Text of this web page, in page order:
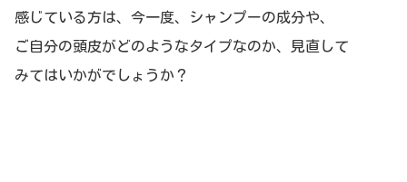
感じている方は、今一度、シャンプーの成分や、
ご自分の頭皮がどのようなタイプなのか、見直して
みてはいかがでしょうか？